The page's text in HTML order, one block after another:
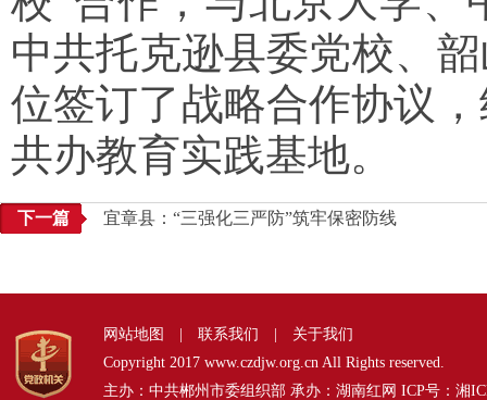
中共托克逊县委党校、
位签订了战略合作协议
共办教育实践基地。
下一篇 宜章县：“三强化三严防”筑牢保密防线
网站地图 联系我们
关于我们
Copyright 2017 www.czdjw.org.cn All Rights reserved.
主办：中共郴州市委组织部 承办：湖南红网 ICP号： 湘